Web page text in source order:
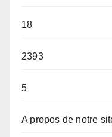
18
2393
5
A propos de notre